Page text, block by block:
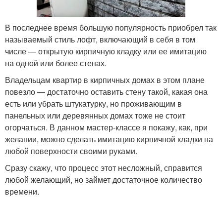
Стен из штукатурки Стены из штукатурки
Кирпич из гипса Венецианский кирпич
Кирпичи на стене Штукатурки под кирпич
В последнее время большую популярность приобрел так
называемый стиль лофт, включающий в себя в том
числе — открытую кирпичную кладку или ее имитацию
на одной или более стенах.
Владельцам квартир в кирпичных домах в этом плане
повезло — достаточно оставить стену такой, какая она
есть или убрать штукатурку, но проживающим в
панельных или деревянных домах тоже не стоит
огорчаться. В данном мастер-классе я покажу, как, при
желании, можно сделать имитацию кирпичной кладки на
любой поверхности своими руками.
Сразу скажу, что процесс этот несложный, справится
любой желающий, но займет достаточное количество
времени.